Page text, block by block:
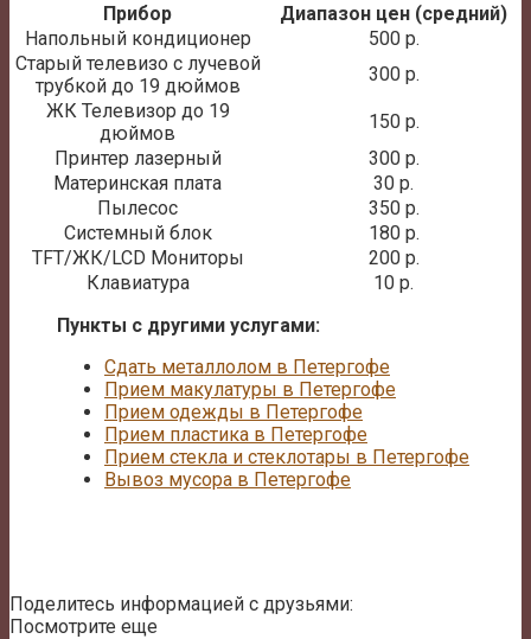
Прибор
Диапазон цен (средний)
Напольный кондиционер
500 р.
Старый телевизо с лучевой
трубкой до 19 дюймов
300 р.
ЖК Телевизор до 19
дюймов
150 р.
Принтер лазерный
300 р.
Материнская плата
30 р.
Пылесос
350 р.
Системный блок
180 р.
TFT/ЖК/LCD Мониторы
200 р.
Клавиатура
10 р.
Пункты с другими услугами:
Сдать металлолом в Петергофе
Прием макулатуры в Петергофе
Прием одежды в Петергофе
Прием пластика в Петергофе
Прием стекла и стеклотары в Петергофе
Вывоз мусора в Петергофе
Поделитесь информацией с друзьями:
Посмотрите еще